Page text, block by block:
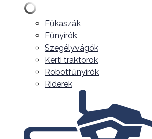
Fűkaszák
Fűnyírók
Szegélyvágók
Kerti traktorok
Robotfűnyírók
Riderek